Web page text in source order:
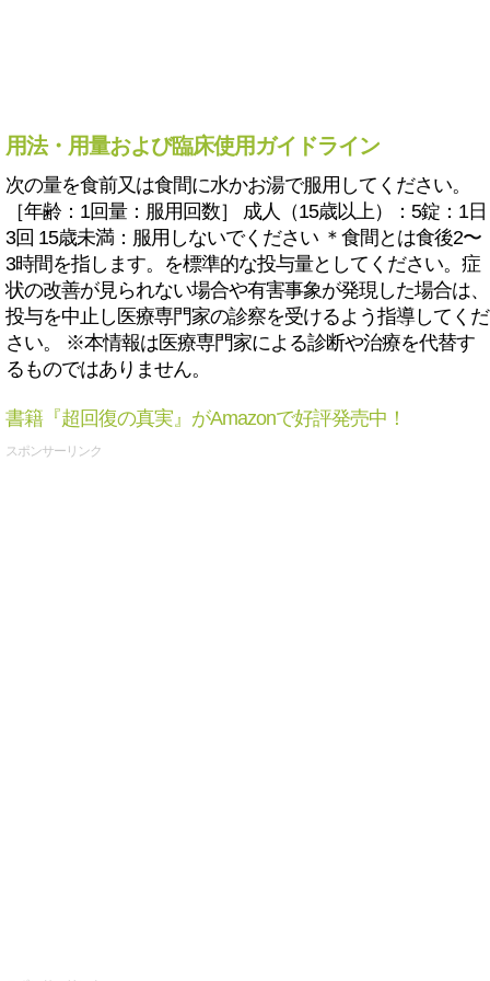
用法・用量および臨床使用ガイドライン
次の量を食前又は食間に水かお湯で服用してください。
［年齢：1回量：服用回数］ 成人（15歳以上）：5錠：1日
3回 15歳未満：服用しないでください ＊食間とは食後2〜
3時間を指します。を標準的な投与量としてください。症
状の改善が見られない場合や有害事象が発現した場合は、
投与を中止し医療専門家の診察を受けるよう指導してくだ
さい。 ※本情報は医療専門家による診断や治療を代替す
るものではありません。
書籍『超回復の真実』がAmazonで好評発売中！
スポンサーリンク